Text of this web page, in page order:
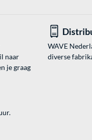
naar
je graag
WAVE
diverse